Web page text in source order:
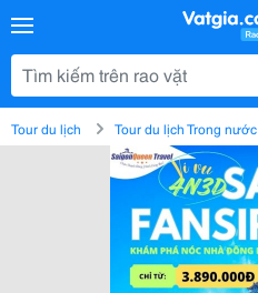
Tour du lịch Tour du lịch Trong nước